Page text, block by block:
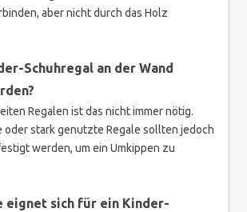
aber nicht durch das Holz
Schuhregal an der Wand
Regalen ist das nicht immer nötig.
oder stark genutzte Regale sollten jedoch
werden, um ein Umkippen zu
eignet sich für ein Kinder-